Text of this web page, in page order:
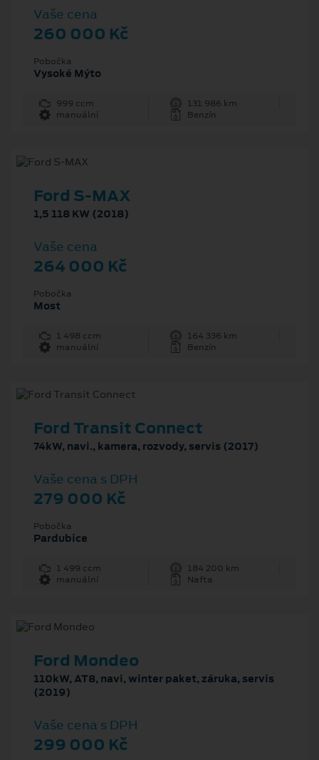
Vaše cena
260 000 Kč
Pobočka
Vysoké Mýto
999 ccm
131 986 km
manuální
Benzín
Ford S-MAX
1,5 118 KW (2018)
Vaše cena
264 000 Kč
Pobočka
Most
1 498 ccm
164 336 km
manuální
Benzín
Ford Transit Connect
74kW, navi., kamera, rozvody, servis (2017)
Vaše cena s DPH
279 000 Kč
Pobočka
Pardubice
1 499 ccm
184 200 km
manuální
Nafta
Ford Mondeo
110kW, AT8, navi, winter paket, záruka, servis
(2019)
Vaše cena s DPH
299 000 Kč